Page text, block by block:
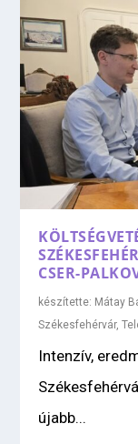
CSER-
készítette: Mátay
Székesfehérvár,
Intenzív,
újabb...